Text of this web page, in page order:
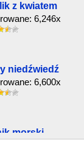
z kwiatem
6,246x
niedźwiedź
6,600x
morski